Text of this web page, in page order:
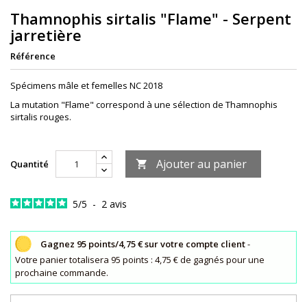
Thamnophis sirtalis "Flame" - Serpent
jarretière
Référence
Spécimens mâle et femelles NC 2018
La mutation "Flame" correspond à une sélection de Thamnophis
sirtalis rouges.
Quantité  Ajouter au panier
5/5 - 2 avis
Gagnez 95 points/4,75 € sur votre compte client-
Votre panier totalisera 95 points : 4,75 € de gagnés pour une
prochaine commande.